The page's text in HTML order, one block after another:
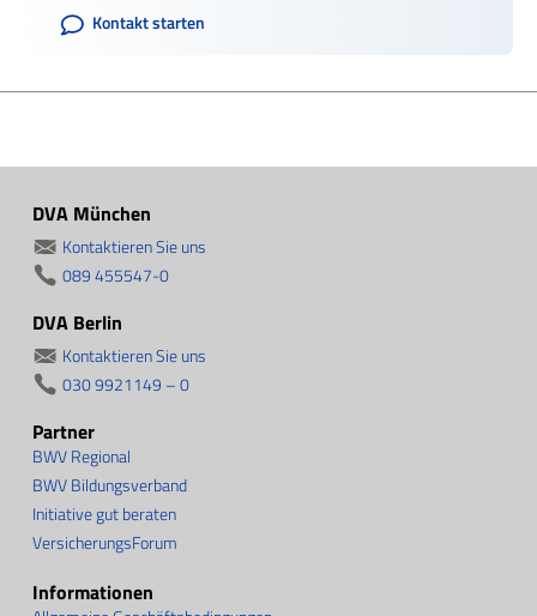
Kontakt starten
DVA München
Kontaktieren Sie uns
089 455547-0
DVA Berlin
Kontaktieren Sie uns
030 9921149 – 0
Informationen
Partner
BWV Regional
BWV Bildungsverband
Initiative gut beraten
VersicherungsForum